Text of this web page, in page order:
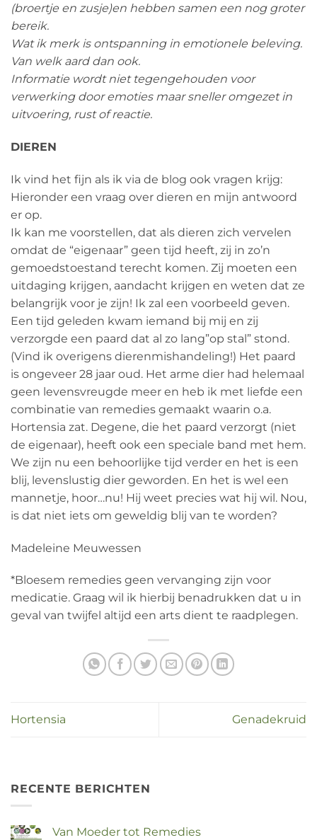
(broertje en zusje)en hebben samen een nog groter
bereik.
Wat ik merk is ontspanning in emotionele beleving.
Van welk aard dan ook.
Informatie wordt niet tegengehouden voor
verwerking door emoties maar sneller omgezet in
uitvoering, rust of reactie.
DIEREN
Ik vind het fijn als ik via de blog ook vragen krijg:
Hieronder een vraag over dieren en mijn antwoord
er op.
Ik kan me voorstellen, dat als dieren zich vervelen
omdat de “eigenaar” geen tijd heeft, zij in zo’n
gemoedstoestand terecht komen. Zij moeten een
uitdaging krijgen, aandacht krijgen en weten dat ze
belangrijk voor je zijn! Ik zal een voorbeeld geven.
Een tijd geleden kwam iemand bij mij en zij
verzorgde een paard dat al zo lang”op stal” stond.
(Vind ik overigens dierenmishandeling!) Het paard
is ongeveer 28 jaar oud. Het arme dier had helemaal
geen levensvreugde meer en heb ik met liefde een
combinatie van remedies gemaakt waarin o.a.
Hortensia zat. Degene, die het paard verzorgt (niet
de eigenaar), heeft ook een speciale band met hem.
We zijn nu een behoorlijke tijd verder en het is een
blij, levenslustig dier geworden. En het is wel een
mannetje, hoor…nu! Hij weet precies wat hij wil. Nou,
is dat niet iets om geweldig blij van te worden?
Madeleine Meuwessen
*Bloesem remedies geen vervanging zijn voor
medicatie. Graag wil ik hierbij benadrukken dat u in
geval van twijfel altijd een arts dient te raadplegen.
Hortensia Genadekruid
RECENTE BERICHTEN
Van Moeder tot Remedies